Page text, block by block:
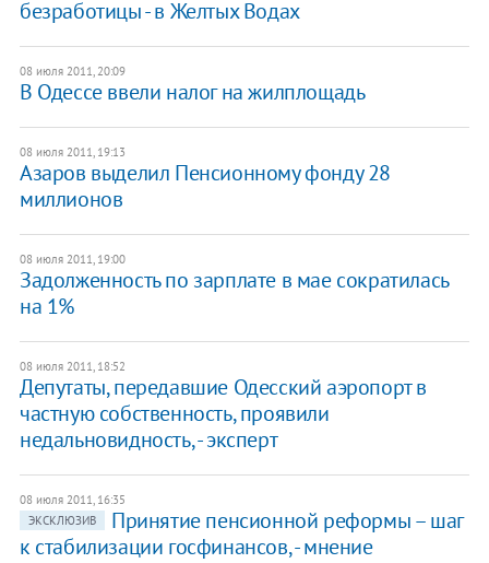
безработицы - в Желтых Водах
08 июля 2011, 20:09
В Одессе ввели налог на жилплощадь
08 июля 2011, 19:13
Азаров выделил Пенсионному фонду 28
миллионов
08 июля 2011, 19:00
Задолженность по зарплате в мае сократилась
на 1%
08 июля 2011, 18:52
Депутаты, передавшие Одесский аэропорт в
частную собственность, проявили
недальновидность, - эксперт
08 июля 2011, 16:35
ЭКСКЛЮЗИВ
Принятие пенсионной реформы – шаг
к стабилизации госфинансов, - мнение